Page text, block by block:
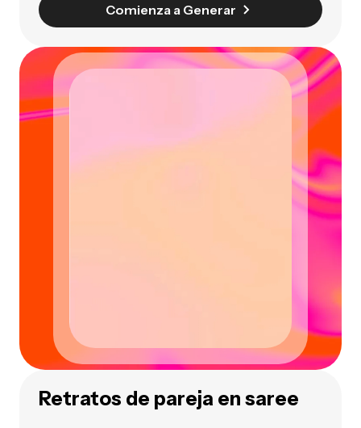
Comienza a Generar
Retratos de pareja en saree